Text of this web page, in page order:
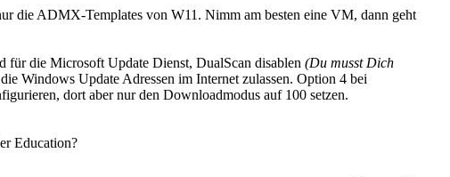
die ADMX-Templates von W11. Nimm am besten eine VM, dann geht
für die Microsoft Update Dienst, DualScan disablen (Du musst Dich
Windows Update Adressen im Internet zulassen. Option 4 bei
dort aber nur den Downloadmodus auf 100 setzen.
Education?